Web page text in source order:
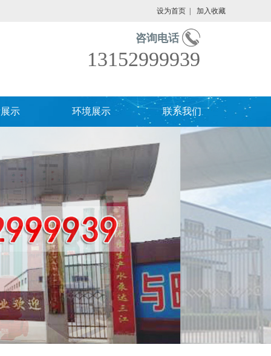
设为首页 加入收藏
咨询电话
13152999939
示 环境展示 联系我们